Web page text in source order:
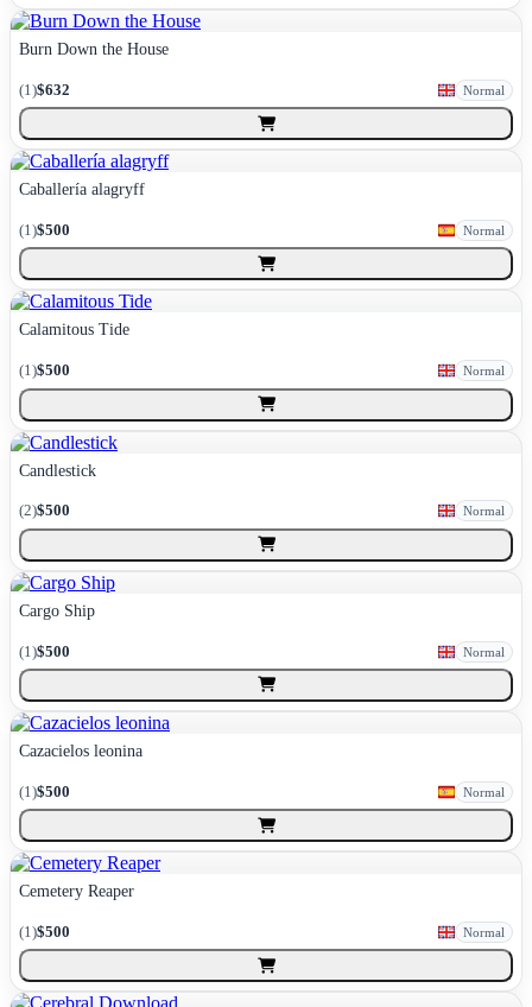
Burn Down the House
(1)$632 Normal
Caballería alagryff
(1)$500 Normal
Calamitous Tide
(1)$500 Normal
Candlestick
(2)$500 Normal
Cargo Ship
(1)$500 Normal
Cazacielos leonina
(1)$500 Normal
Cemetery Reaper
(1)$500 Normal